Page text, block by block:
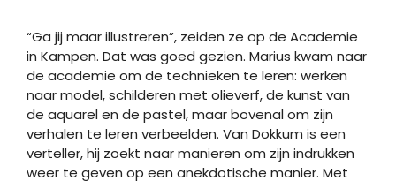
“Ga jij maar illustreren”, zeiden ze op de Academie
in Kampen. Dat was goed gezien. Marius kwam naar
de academie om de technieken te leren: werken
naar model, schilderen met olieverf, de kunst van
de aquarel en de pastel, maar bovenal om zijn
verhalen te leren verbeelden. Van Dokkum is een
verteller, hij zoekt naar manieren om zijn indrukken
weer te geven op een anekdotische manier. Met